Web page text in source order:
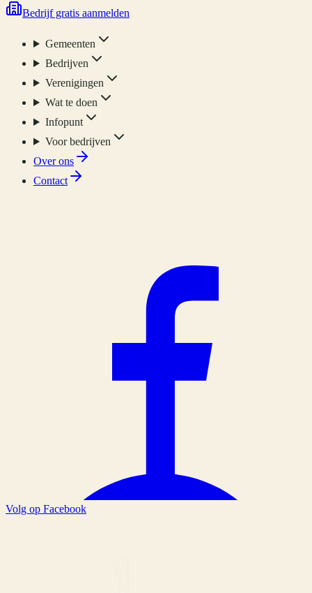
Bedrijf gratis aanmelden
Gemeenten
Bedrijven
Verenigingen
Wat te doen
Infopunt
Voor bedrijven
Over ons
Contact
Volg op Facebook